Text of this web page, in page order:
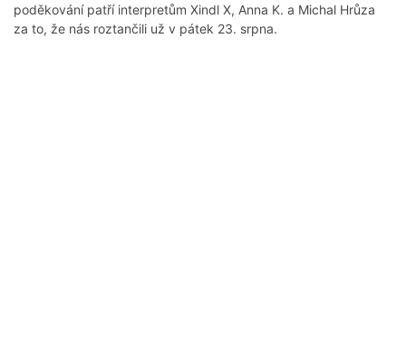
poděkování patří interpretům Xindl X, Anna K. a Michal Hrůza
za to, že nás roztančili už v pátek 23. srpna.